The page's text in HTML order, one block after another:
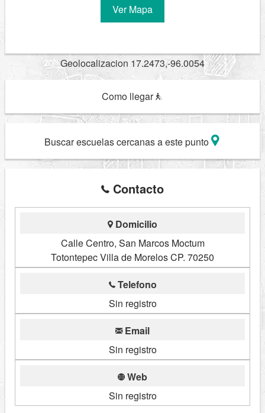
Ver Mapa
Geolocalizacion 17.2473,-96.0054
Como llegar
Buscar escuelas cercanas a este punto
Contacto
Domicilio
Calle Centro, San Marcos Moctum
Totontepec Villa de Morelos CP. 70250
Telefono
Sin registro
Email
Sin registro
Web
Sin registro